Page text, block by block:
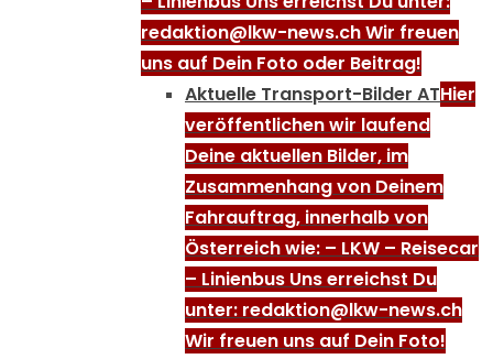
redaktion@lkw-news.ch Wir freuen
uns auf Dein Foto oder Beitrag!
Aktuelle Transport-Bilder ATHier
veröffentlichen wir laufend
Deine aktuellen Bilder, im
Zusammenhang von Deinem
Fahrauftrag, innerhalb von
Österreich wie: – LKW – Reisecar
– Linienbus Uns erreichst Du
unter: redaktion@lkw-news.ch
Wir freuen uns auf Dein Foto!